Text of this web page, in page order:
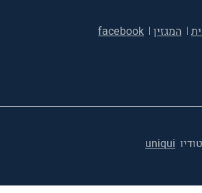
המגזין facebook
uniqui